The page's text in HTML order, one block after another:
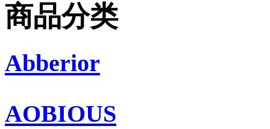
商品分类
Abberior
AOBIOUS